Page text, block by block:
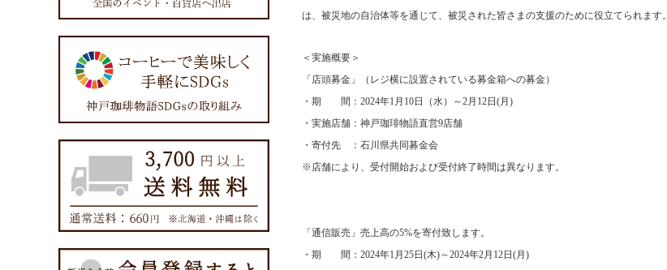
は、被災地の自治体等を通じて、被災された皆さまの支援のために役立てられます。
＜実施概要＞
「店頭募金」（レジ横に設置されている募金箱への募金）
・期 間：2024年1月10日（水）～2月12日(月)
・実施店舗：神戸珈琲物語直営9店舗
・寄付先 ：石川県共同募金会
※店舗により、受付開始および受付終了時間は異なります。
「 通信販売 」 売上高の5%を寄付致します。
・期 間： 2024年1月25日(木)～2024年2月12日(月)